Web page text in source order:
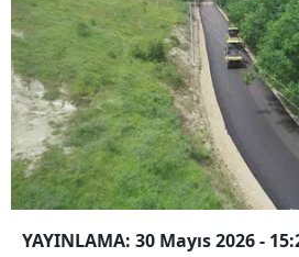
YAYINLAMA: 30 Mayıs 2026 -